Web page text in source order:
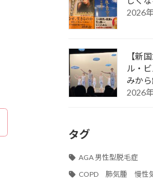
2026
【新
ル・
みか
2026
タグ
AGA 男性型脱毛症
COPD 肺気腫 慢性